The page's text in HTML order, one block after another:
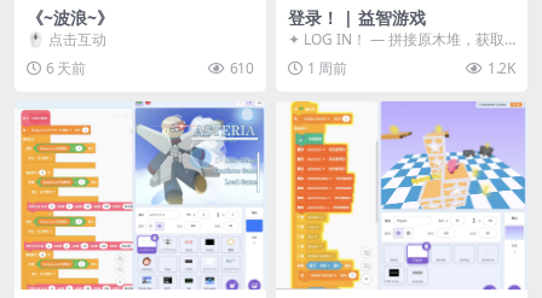
《~波浪~》
🖱️ 点击互动
6 天前
610
登录！ | 益智游戏
✦ LOG IN！ — 拼接原木堆，获取
分数！ ᑕ☲◎ ᑕ☲◎ ᑕ☲◎ ᑕ☲◎ ...
1 周前 1.2K